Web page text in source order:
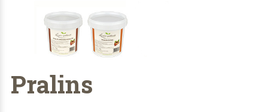
Pralins